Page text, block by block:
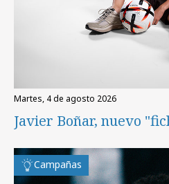
martes, 4 de agosto 2026
Javier Boñar, nuevo
Campañas